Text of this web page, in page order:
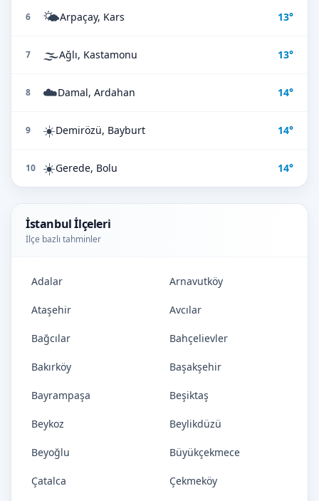
6 🌤️Arpaçay, Kars 13°
7 🌫️Ağlı, Kastamonu 13°
8 ☁️Damal, Ardahan 14°
9 ☀️Demirözü, Bayburt 14°
10 ☀️Gerede, Bolu 14°
İstanbul İlçeleri
İlçe bazlı tahminler
Adalar Arnavutköy
Ataşehir Avcılar
Bağcılar Bahçelievler
Bakırköy Başakşehir
Bayrampaşa Beşiktaş
Beykoz Beylikdüzü
Beyoğlu Büyükçekmece
Çatalca Çekmeköy